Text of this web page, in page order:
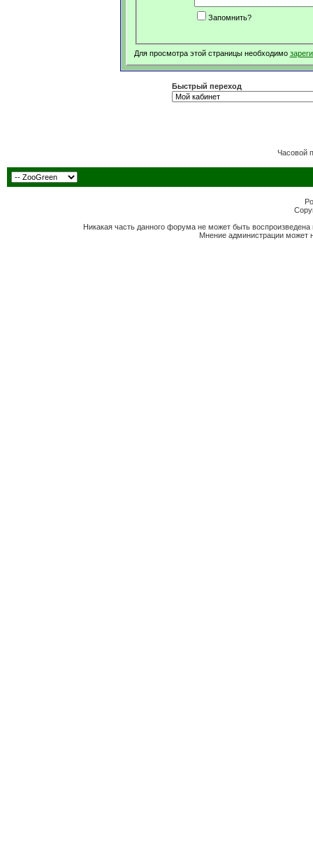
Запомнить?
Для просмотра этой страницы необходимо
Быстрый переход
Часовой
Никакая часть данного форума не может быть
Мнение администрации может